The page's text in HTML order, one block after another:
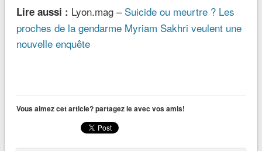
Lire aussi : Lyon.mag – Suicide ou meurtre ? Les
proches de la gendarme Myriam Sakhri veulent une
nouvelle enquête
Vous aimez cet article? partagez le avec vos amis!